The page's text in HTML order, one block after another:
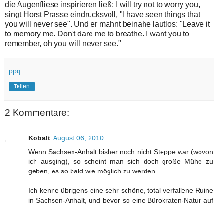
die Augenfliese inspirieren ließ: I will try not to worry you,
singt Horst Prasse eindrucksvoll, "I have seen things that
you will never see". Und er mahnt beinahe lautlos: "Leave it
to memory me. Don't dare me to breathe. I want you to
remember, oh you will never see."
ppq
Teilen
2 Kommentare:
Kobalt August 06, 2010
Wenn Sachsen-Anhalt bisher noch nicht Steppe war (wovon
ich ausging), so scheint man sich doch große Mühe zu
geben, es so bald wie möglich zu werden.
Ich kenne übrigens eine sehr schöne, total verfallene Ruine
in Sachsen-Anhalt, und bevor so eine Bürokraten-Natur auf